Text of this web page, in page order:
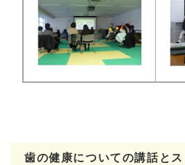
歯の健康についての講話と